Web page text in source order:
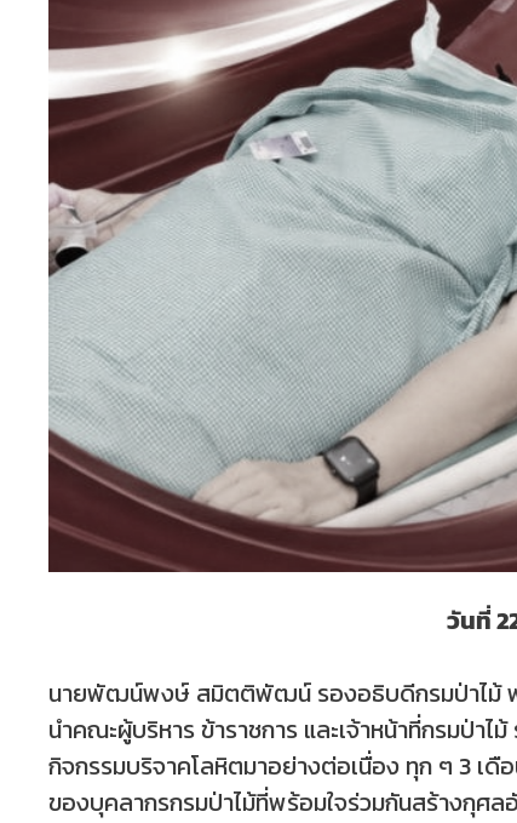
วันที่
นายพัฒน์พงษ์ สมิตติพัฒน์ รองอธิบดีกรมป่าไม้ พ
นำคณะผู้บริหาร ข้าราชการ และเจ้าหน้าที่กรมป่า
กิจกรรมบริจาคโลหิตมาอย่างต่อเนื่อง ทุก ๆ 3 เ
ของบุคลากรกรมป่าไม้ที่พร้อมใจร่วมกันสร้างกุศ